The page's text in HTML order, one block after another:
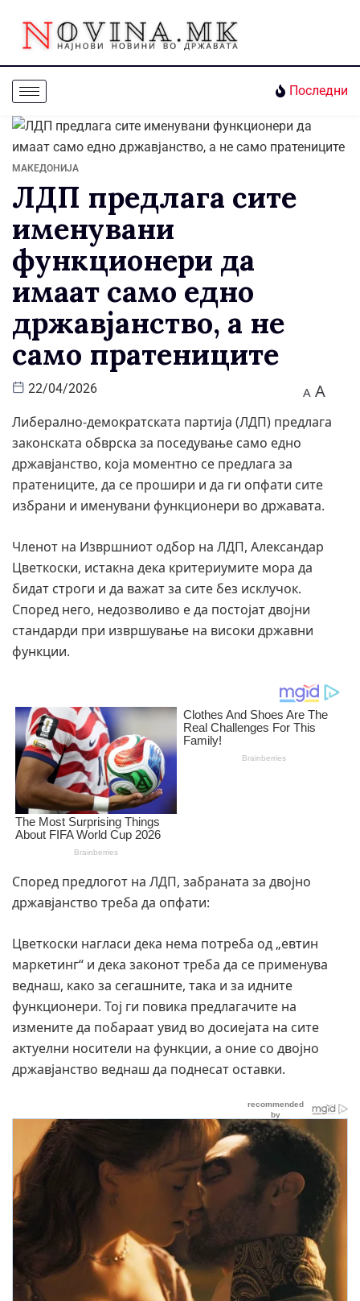
Последни
МАКЕДОНИЈА
ЛДП предлага сите
именувани
функционери да
имаат само едно
државјанство, а не
само пратениците
22/04/2026 A A
Либерално-демократската партија (ЛДП) предлага
законската обврска за поседување само едно
државјанство, која моментно се предлага за
пратениците, да се прошири и да ги опфати сите
избрани и именувани функционери во државата.
Членот на Извршниот одбор на ЛДП, Александар
Цветкоски, истакна дека критериумите мора да
бидат строги и да важат за сите без исклучок.
Според него, недозволиво е да постојат двојни
стандарди при извршување на високи државни
функции.
Според предлогот на ЛДП, забраната за двојно
државјанство треба да опфати:
Цветкоски нагласи дека нема потреба од „евтин
маркетинг“ и дека законот треба да се применува
веднаш, како за сегашните, така и за идните
функционери. Тој ги повика предлагачите на
измените да побараат увид во досиејата на сите
актуелни носители на функции, а оние со двојно
државјанство веднаш да поднесат оставки.